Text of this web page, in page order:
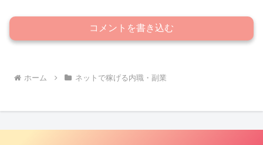
コメントを書き込む
ホーム ネットで稼げる内職・副業